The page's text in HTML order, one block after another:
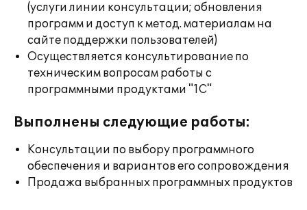
(услуги линии консультации; обновления
программ и доступ к метод. материалам на
сайте поддержки пользователей)
Осуществляется консультирование по
техническим вопросам работы с
программными продуктами "1С"
Выполнены следующие работы:
Консультации по выбору программного
обеспечения и вариантов его сопровождения
Продажа выбранных программных продуктов